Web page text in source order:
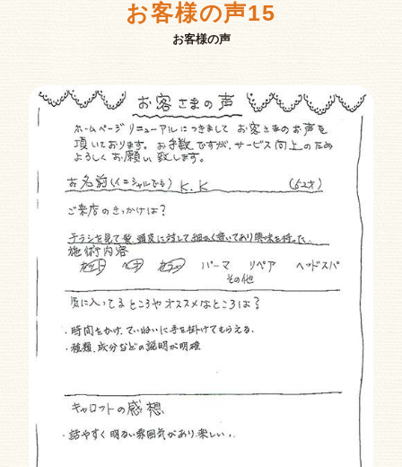
お客様の声
お客様の声15